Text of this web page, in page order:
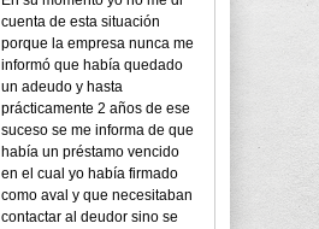
cuenta de esta situación
porque la empresa nunca me
informó que había quedado
un adeudo y hasta
prácticamente 2 años de ese
suceso se me informa de que
había un préstamo vencido
en el cual yo había firmado
como aval y que necesitaban
contactar al deudor sino se